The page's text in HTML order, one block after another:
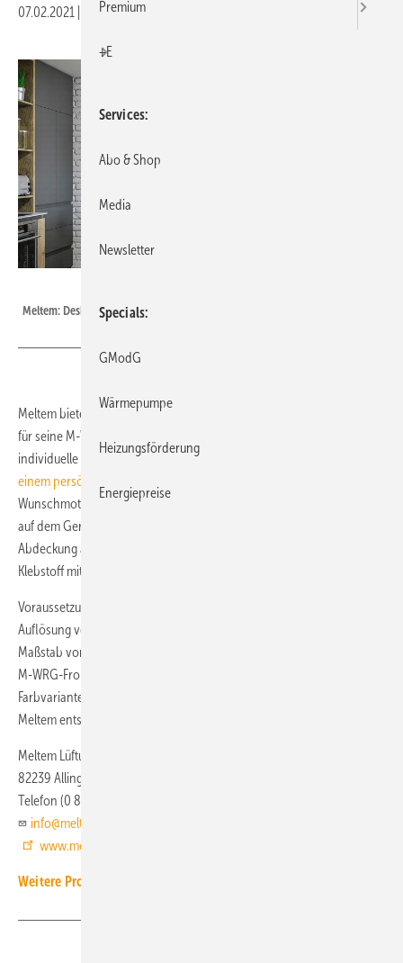
07.02.2021 Veröffentlicht in
Meltem: Design-Abdeckung für M-WRG / M-WRG II.
Meltem bietet verschiedene Designabdeckungen und Ventilvarianten
für seine M-WRG-II- und M-WRG-Geräte an. Eine besonders
individuelle Gestaltung ermöglicht die
einem persönlichen Bild
Wunschmotiv auf eine Alu-Dibond Platte gedruckt. Diese kann einfach
auf dem Gerätedeckel oder – im Falle einer U²-Lösung – auf der
Abdeckung angebracht werden. Dazu wird die Designplatte mittels
Klebstoff mit dem Gerätedeckel bündig verbunden.
Voraussetzung für die Gestaltungslösung ist ein Bildmotiv in der
Auflösung von mindestens 72 bis 100 dpi im Hochformat bei einem
Maßstab von 1:1. Weitere Gestaltungsmöglichkeiten bestehen für die
M-WRG-Frontblende bzw. die Designventile durch verschiedene
Farbvarianten, z. B. Beige- und Grautöne. Farblich passend bietet
Meltem entsprechende Tellerventile für die Mehrraum-Lösung an.
Meltem Lüftungsgeräte
82239 Alling b. München
Telefon (0 81 41) 3 69 00
info@meltem.com
www.meltem.com
Weitere Produkt-Meldungen zum Thema Wohnungslüftung
Premium
+E
Services
Abo & Shop
Media
Newsletter
Specials
GModG
Wärmepumpe
Heizungsförderung
Energiepreise